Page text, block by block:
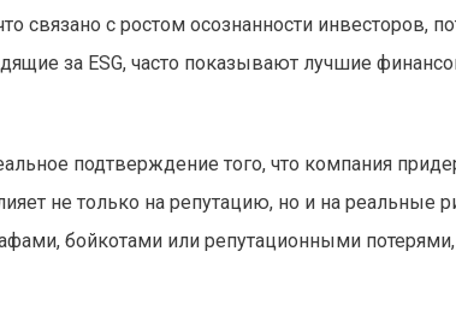
связано с ростом осознанности инвесторов,
за ESG, часто показывают лучшие
подтверждение того, что компания
не только на репутацию, но и на реальные
бойкотами или репутационными потерями,